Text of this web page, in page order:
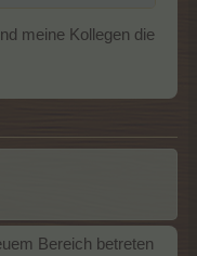
meine Kollegen die
Bereich betreten